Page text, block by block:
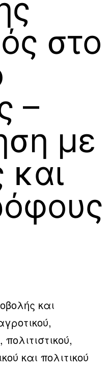
στο
–
με
και
και
πολιτιστικού,
και πολιτικού